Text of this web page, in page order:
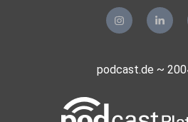
podcast.de ~